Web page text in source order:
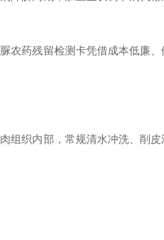
药残留检测卡凭借成本低廉
织内部，常规清水冲洗、削皮